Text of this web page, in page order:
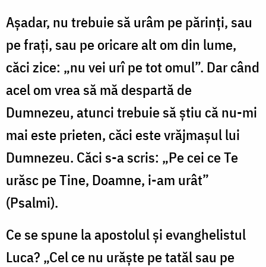
Aşadar, nu trebuie să urâm pe părinţi, sau
pe fraţi, sau pe oricare alt om din lume,
căci zice: „nu vei urî pe tot omul”. Dar când
acel om vrea să mă despartă de
Dumnezeu, atunci trebuie să ştiu că nu-mi
mai este prieten, căci este vrăjmaşul lui
Dumnezeu. Căci s-a scris: „Pe cei ce Te
urăsc pe Tine, Doamne, i-am urât”
(Psalmi).
Ce se spune la apostolul şi evanghelistul
Luca? „Cel ce nu urăşte pe tatăl sau pe